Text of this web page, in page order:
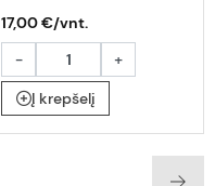
17,00 €/vnt.
-
+
Į krepšelį